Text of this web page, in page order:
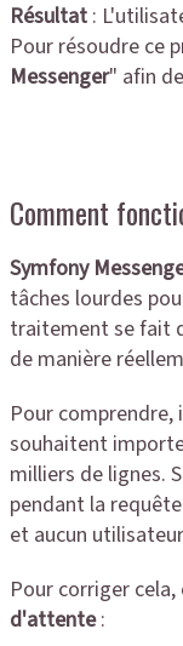
Résultat:
Pour résoudre ce
Messenger" afin
Comment
Symfony
tâches lourdes
traitement se fait
de manière
Pour
souhaitent
milliers de lignes.
pendant la
et aucun
Pour corriger
d'attente: